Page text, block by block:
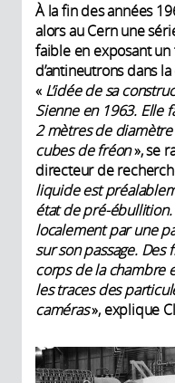
À la fin des années
alors au Cern une
faible en exposant
d’antineutrons dans
« L’idée de sa
Sienne en 1963. Elle
2 mètres de
cubes de fréon», se
directeur de
liquide est
état de pré-ébullition.
localement par une
sur son passage. Des
corps de la chambre
les traces des
caméras», explique